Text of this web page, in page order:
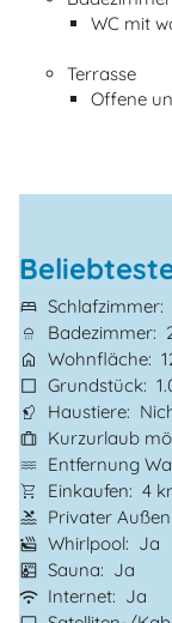
WC mit
Terrasse
Offene
Schlafzimmer
Badezimmer
Wohnfläche
Grundstück
Haustiere
Kurzurlaub
Entfernung
Einkaufen
4
Privater
Whirlpool
Ja
Sauna
Ja
Internet
Ja